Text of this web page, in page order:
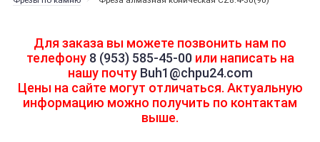
Для заказа вы можете позвонить нам по
телефону 8 (953) 585-45-00или написать на
нашу почту Buh1@chpu24.com
Цены на сайте могут отличаться. Актуальную
информацию можно получить по контактам
выше.